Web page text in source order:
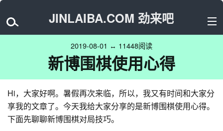
JINLAIBA.COM 劲来吧
2019-08-01 ↔ 11448阅读
新博围棋使用心得
Hi，大家好啊。暑假再次来临，所以，我又有时间和大家分
享我的文章了。今天我给大家分享的是新博围棋使用心得。
下面先聊聊新博围棋对局技巧。